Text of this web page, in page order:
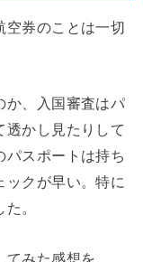
空券のことは一切
か、入国審査はパ
透かし見たりして
パスポートは持ち
ックが早い。特に
。
みた感想を。